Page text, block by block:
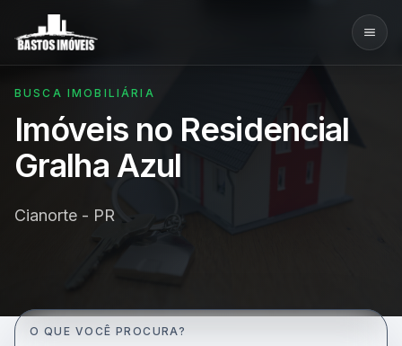
BUSCA IMOBILIÁRIA
Imóveis no Residencial
Gralha Azul
Cianorte - PR
O QUE VOCÊ PROCURA?